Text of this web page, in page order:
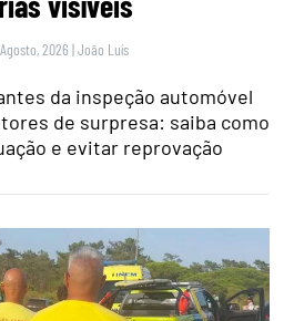
2026 |João Luís
da inspeção automóvel
de surpresa: saiba como
e evitar reprovação